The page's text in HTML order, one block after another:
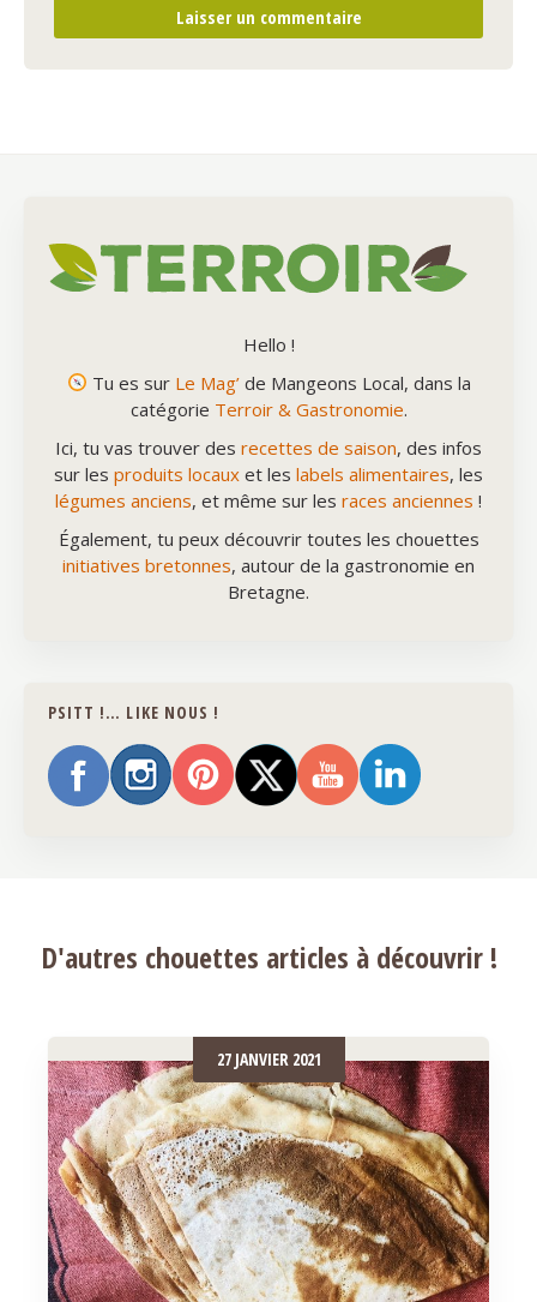
Hello !
Tu es sur Le Mag’de Mangeons Local, dans la
catégorie Terroir & Gastronomie.
Ici, tu vas trouver des recettes de saison, des infos
sur les produits locaux et les labels alimentaires, les
légumes anciens, et même sur les races anciennes !
Également, tu peux découvrir toutes les chouettes
initiatives bretonnes, autour de la gastronomie en
Bretagne.
PSITT !… LIKE NOUS !
D'autres chouettes articles à découvrir !
27 JANVIER 2021